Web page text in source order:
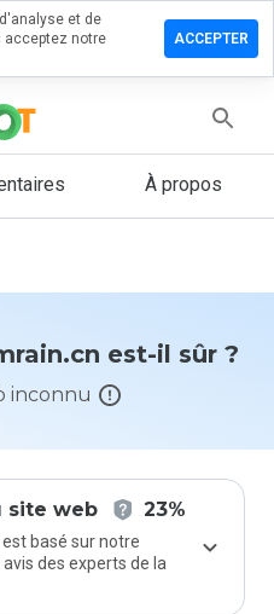
À propos
est-il sûr ?
inconnu
site web 23%
est basé sur notre
des experts de la
et de
acceptez notre
ACCEPTER